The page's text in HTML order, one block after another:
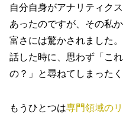
自分自身がアナリティク
あったのですが、その私
富さには驚かされました
話した時に、思わず「こ
の？」と尋ねてしまった
もうひとつは専門領域の